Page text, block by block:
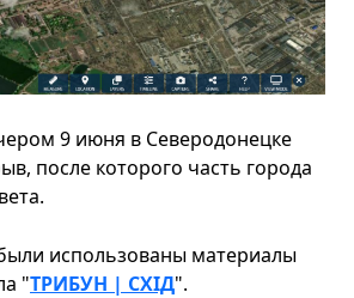
9 июня в Северодонецке
после которого часть города
использованы материалы
"ТРИБУН | СХІД".